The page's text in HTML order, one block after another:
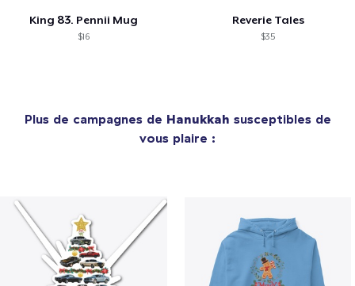
King 83. Pennii Mug
$16
Reverie Tales
$35
Plus de campagnes de Hanukkah susceptibles de
vous plaire :